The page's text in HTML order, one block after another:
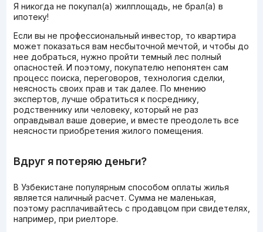
Я никогда не покупал(а) жилплощадь, не брал(а) в
ипотеку!
Если вы не профессиональный инвестор, то квартира
может показаться вам несбыточной мечтой, и чтобы до
нее добраться, нужно пройти темный лес полный
опасностей. И поэтому, покупателю непонятен сам
процесс поиска, переговоров, технология сделки,
неясность своих прав и так далее. По мнению
экспертов, лучше обратиться к посреднику,
родственнику или человеку, который не раз
оправдывал ваше доверие, и вместе преодолеть все
неясности приобретения жилого помещения.
Вдруг я потеряю деньги?
В Узбекистане популярным способом оплаты жилья
является наличный расчет. Сумма не маленькая,
поэтому расплачивайтесь с продавцом при свидетелях,
например, при риелторе.